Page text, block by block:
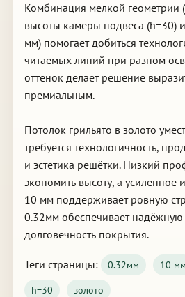
Комбинация мелкой геометрии
высоты камеры подвеса (h=30)
мм) помогает добиться
читаемых линий при разном
оттенок делает решение
премиальным.
Потолок грильято в золото
требуется технологичность,
и эстетика решётки. Низкий
экономить высоту, а усиленное
10 мм поддерживает ровную
0.32мм обеспечивает
долговечность покрытия.
Теги страницы: 0.32мм 10 мм
h=30
золото